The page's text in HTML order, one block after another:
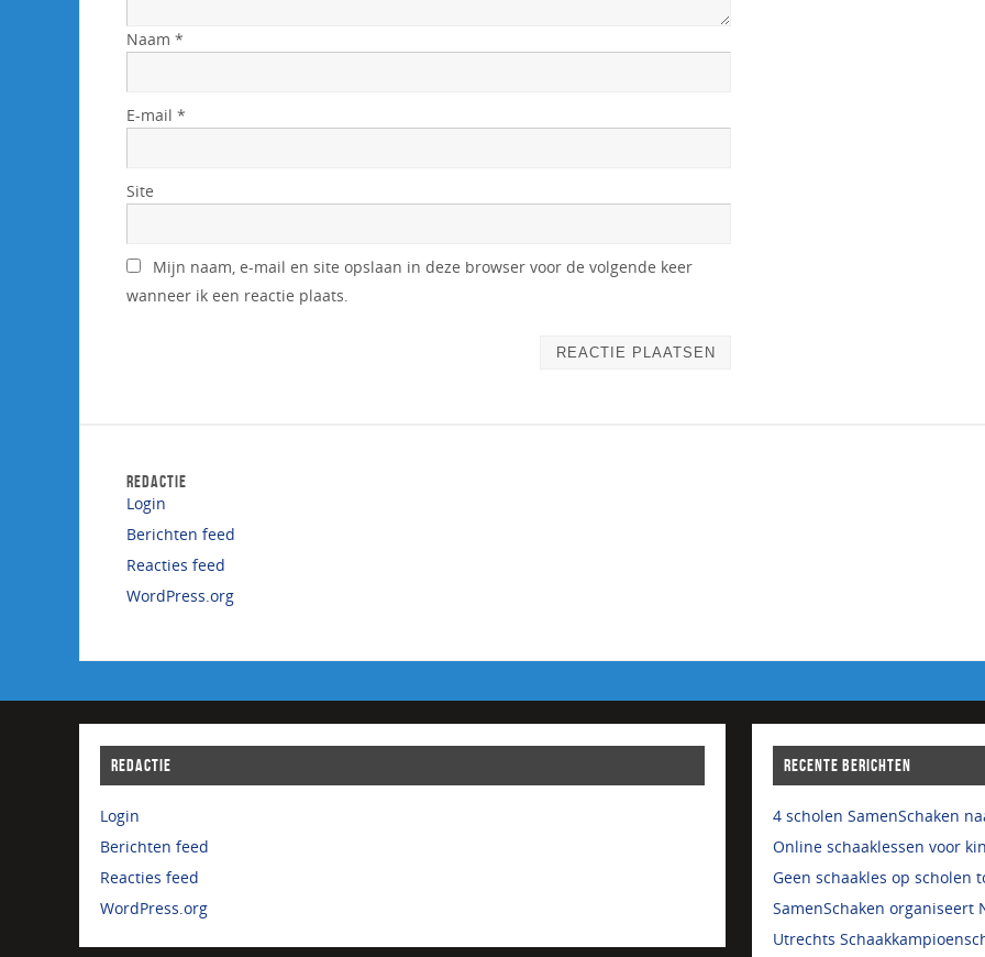
Naam *
E-mail *
Site
Mijn naam, e-mail en site opslaan in deze browser voor de volgende keer
wanneer ik een reactie plaats.
REDACTIE
Login
Berichten feed
Reacties feed
WordPress.org
REDACTIE
Login
Berichten feed
Reacties feed
WordPress.org
RECENTE BERICHTEN
4 scholen SamenSchaken
Online schaaklessen voor
Geen schaakles op scholen
SamenSchaken organiseert
Utrechts